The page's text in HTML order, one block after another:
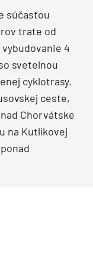
súčasťou
trate od
4
svetelnou
cyklotrasy.
ceste,
Chorvátske
na Kutlíkovej